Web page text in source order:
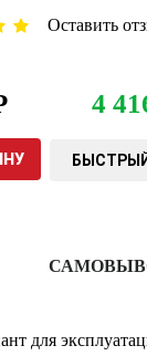
Оставить
4
для